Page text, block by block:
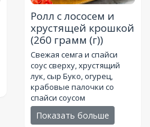
Ролл с лососем и
хрустящей крошкой
(260 грамм (г))
Свежая семга и спайси
соус сверху, хрустящий
лук, сыр Буко, огурец,
крабовые палочки со
спайси соусом
Показать больше